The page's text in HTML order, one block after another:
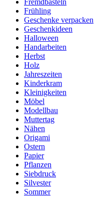
Frühling
Geschenke verpacken
Geschenkideen
Halloween
Handarbeiten
Herbst
Holz
Jahreszeiten
Kinderkram
Kleinigkeiten
Möbel
Modellbau
Muttertag
Nähen
Origami
Ostern
Papier
Pflanzen
Siebdruck
Silvester
Sommer